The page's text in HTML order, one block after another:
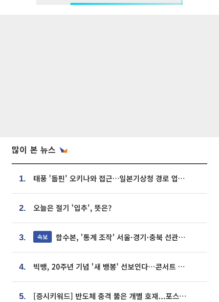
많이 본 뉴스
1. 태풍 '돌핀' 오키나와 접근…일본기상청 경로 업데이트
2. 오늘은 절기 '입추', 뜻은?
3. 속보 합수본, '통계 조작' 서울·경기·충북 선관위 등 추가 압수수색
4. 빅뱅, 20주년 기념 '새 뱅봉' 선보인다⋯콘서트 앞두고 팝업 개최
5. [증시키워드] 반도체 충격 뚫은 개별 호재...포스코퓨처엠·에코프로·한화솔루션 '눈길'